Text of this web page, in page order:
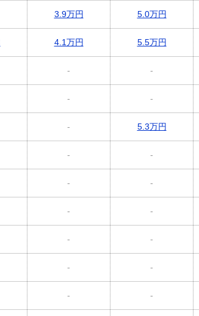
3.9万円 5.0万円
4.1万円 5.5万円
- -
- -
- 5.3万円
- -
- -
- -
- -
- -
- -